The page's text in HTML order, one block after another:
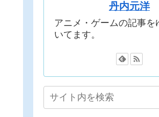
丹内元洋
アニメ・ゲームの記事を
いてます。